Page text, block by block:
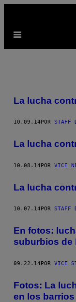
contenido
Abrir
La lucha
10.09.14 POR STAFF
La lucha
10.08.14POR VICE
La lucha
10.07.14 POR STAFF
En fotos:
suburbios de
09.22.14POR VICE
Fotos: La
en los